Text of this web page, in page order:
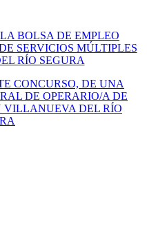
BOLSA DE EMPLEO
SERVICIOS MÚLTIPLES
RÍO SEGURA
CONCURSO, DE UNA
DE OPERARIO/A DE
VILLANUEVA DEL RÍO